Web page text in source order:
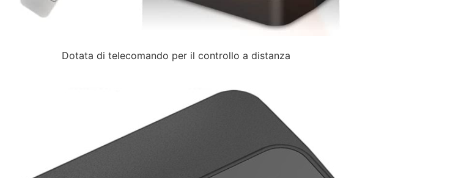
Dotata di telecomando per il controllo a distanza